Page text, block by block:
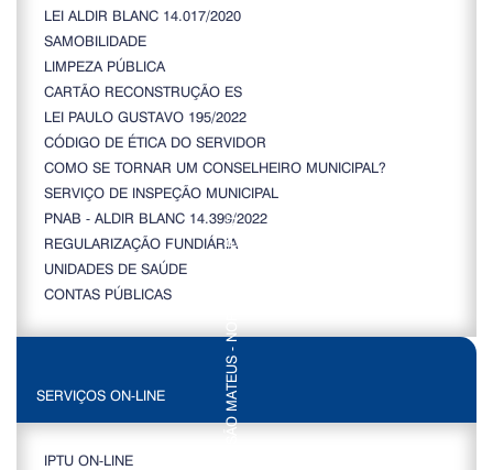
LEI ALDIR BLANC 14.017/2020
SAMOBILIDADE
LIMPEZA PÚBLICA
CARTÃO RECONSTRUÇÃO ES
LEI PAULO GUSTAVO 195/2022
CÓDIGO DE ÉTICA DO SERVIDOR
COMO SE TORNAR UM CONSELHEIRO MUNICIPAL?
SERVIÇO DE INSPEÇÃO MUNICIPAL
PNAB - ALDIR BLANC 14.399/2022
REGULARIZAÇÃO FUNDIÁRIA
UNIDADES DE SAÚDE
CONTAS PÚBLICAS
SERVIÇOS ON-LINE
IPTU ON-LINE